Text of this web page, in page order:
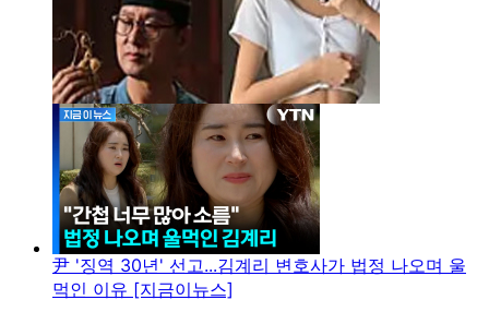
尹 '징역 30년' 선고...김계리 변호사가 법정 나오며 울
먹인 이유 [지금이뉴스]